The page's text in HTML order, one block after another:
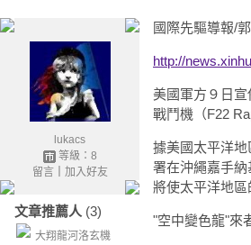
lukacs
等級：8
留言｜ 加入好友
文章推薦人 (3)
大翔龍河洛玄機
國際先驅導報/
http://
美國軍方９日
戰鬥機（F22
據美國太平洋
署在沖繩嘉手
將­使太平洋地
"空中變色龍"來